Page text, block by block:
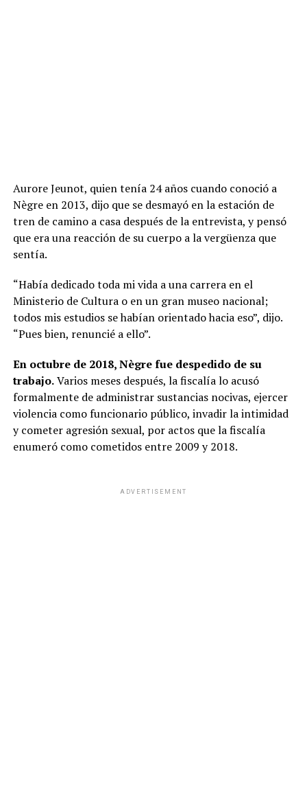
Aurore Jeunot, quien tenía 24 años cuando conoció a
Nègre en 2013, dijo que se desmayó en la estación de
tren de camino a casa después de la entrevista, y pensó
que era una reacción de su cuerpo a la vergüenza que
sentía.
“Había dedicado toda mi vida a una carrera en el
Ministerio de Cultura o en un gran museo nacional;
todos mis estudios se habían orientado hacia eso”, dijo.
“Pues bien, renuncié a ello”.
En octubre de 2018, Nègre fue despedido de su
trabajo.Varios meses después, la fiscalía lo acusó
formalmente de administrar sustancias nocivas, ejercer
violencia como funcionario público, invadir la intimidad
y cometer agresión sexual, por actos que la fiscalía
enumeró como cometidos entre 2009 y 2018.
ADVERTISEMENT